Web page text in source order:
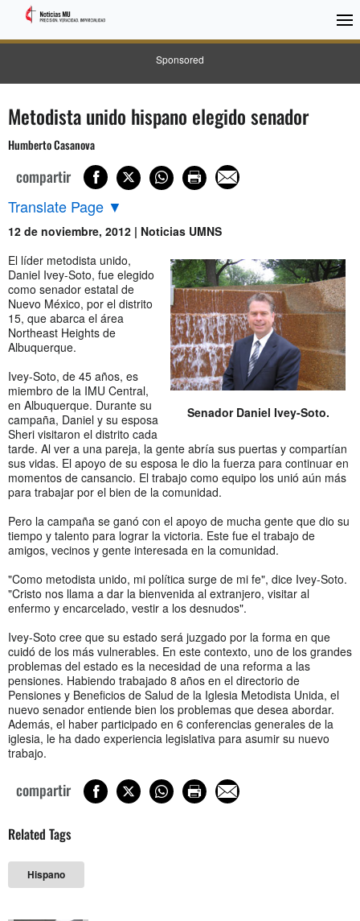
Sponsored
Metodista unido hispano elegido senador
Humberto Casanova
compartir
Translate Page ▼
12 de noviembre, 2012 | Noticias UMNS
Senador Daniel Ivey-Soto.
El líder metodista unido,
Daniel Ivey-Soto, fue elegido
como senador estatal de
Nuevo México, por el distrito
15, que abarca el área
Northeast Heights de
Albuquerque.
Ivey-Soto, de 45 años, es
miembro de la IMU Central,
en Albuquerque. Durante su
campaña, Daniel y su esposa
Sheri visitaron el distrito cada
tarde. Al ver a una pareja, la gente abría sus puertas y compartían
sus vidas. El apoyo de su esposa le dio la fuerza para continuar en
momentos de cansancio. El trabajo como equipo los unió aún más
para trabajar por el bien de la comunidad.
Pero la campaña se ganó con el apoyo de mucha gente que dio su
tiempo y talento para lograr la victoria. Este fue el trabajo de
amigos, vecinos y gente interesada en la comunidad.
"Como metodista unido, mi política surge de mi fe", dice Ivey-Soto.
"Cristo nos llama a dar la bienvenida al extranjero, visitar al
enfermo y encarcelado, vestir a los desnudos".
Ivey-Soto cree que su estado será juzgado por la forma en que
cuidó de los más vulnerables. En este contexto, uno de los grandes
problemas del estado es la necesidad de una reforma a las
pensiones. Habiendo trabajado 8 años en el directorio de
Pensiones y Beneficios de Salud de la Iglesia Metodista Unida, el
nuevo senador entiende bien los problemas que desea abordar.
Además, el haber participado en 6 conferencias generales de la
iglesia, le ha dado experiencia legislativa para asumir su nuevo
trabajo.
compartir
Related Tags
Hispano